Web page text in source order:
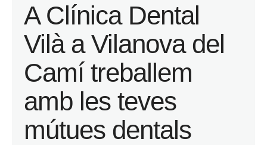
A Clínica Dental
Vilà a Vilanova del
Camí treballem
amb les teves
mútues dentals